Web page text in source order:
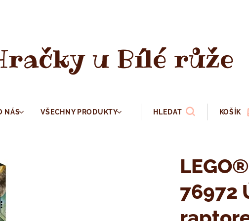
u Bílé růže
NÁS VŠECHNY PRODUKTY HLEDAT KOŠÍK
76972